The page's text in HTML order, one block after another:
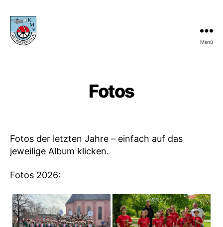
Menü
Fotos
Fotos der letzten Jahre – einfach auf das
jeweilige Album klicken.
Fotos 2026: